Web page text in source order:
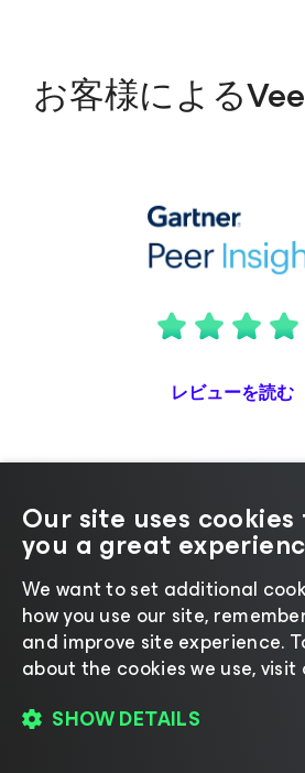
お客様による
レビューを読む
レビューを読む
Our site uses cookies
you a great
We want to set additional
how you use our site,
and improve site experience.
about the cookies we use, visit
SHOW DETAILS